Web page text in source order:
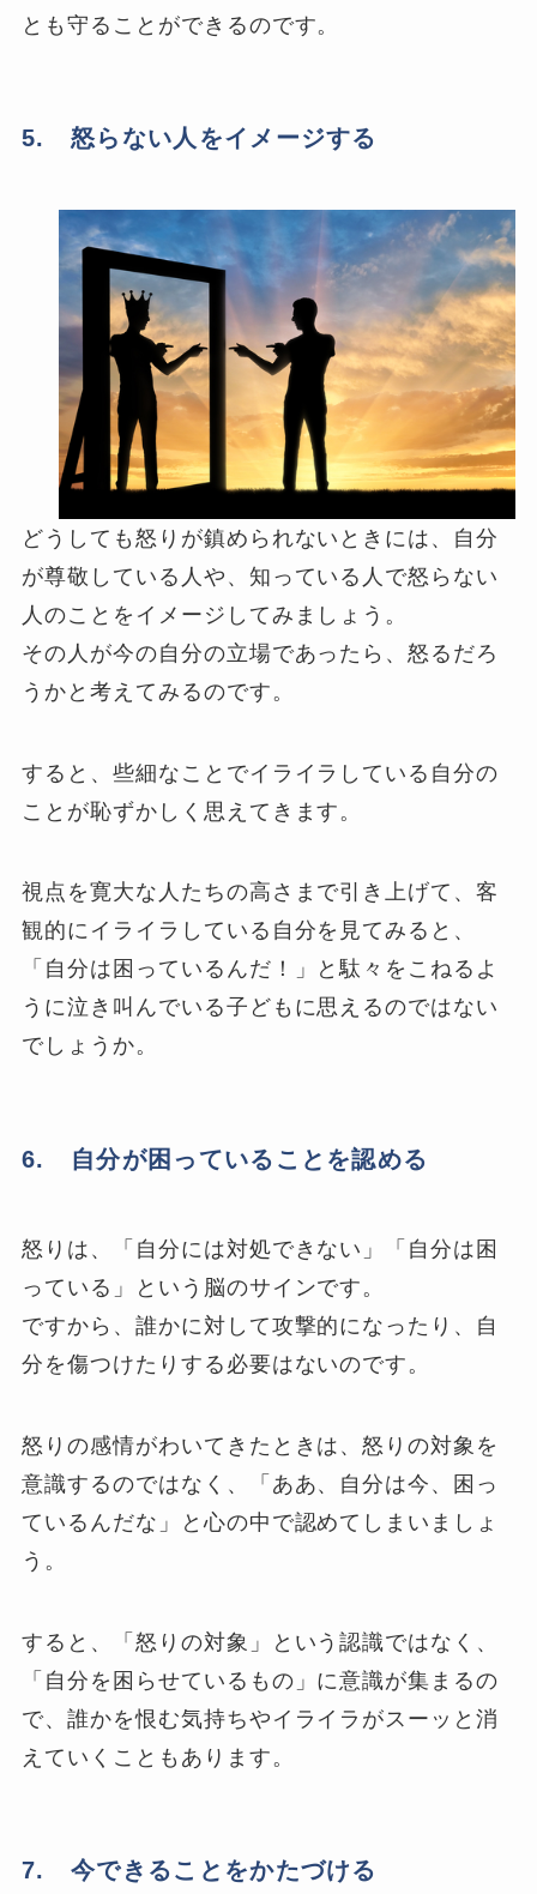
とも守ることができるのです。
5. 怒らない人をイメージする
どうしても怒りが鎮められないときには、自分
が尊敬している人や、知っている人で怒らない
人のことをイメージしてみましょう。
その人が今の自分の立場であったら、怒るだろ
うかと考えてみるのです。
すると、些細なことでイライラしている自分の
ことが恥ずかしく思えてきます。
視点を寛大な人たちの高さまで引き上げて、客
観的にイライラしている自分を見てみると、
「自分は困っているんだ！」と駄々をこねるよ
うに泣き叫んでいる子どもに思えるのではない
でしょうか。
6. 自分が困っていることを認める
怒りは、「自分には対処できない」「自分は困
っている」という脳のサインです。
ですから、誰かに対して攻撃的になったり、自
分を傷つけたりする必要はないのです。
怒りの感情がわいてきたときは、怒りの対象を
意識するのではなく、「ああ、自分は今、困っ
ているんだな」と心の中で認めてしまいましょ
う。
すると、「怒りの対象」という認識ではなく、
「自分を困らせているもの」に意識が集まるの
で、誰かを恨む気持ちやイライラがスーッと消
えていくこともあります。
7. 今できることをかたづける